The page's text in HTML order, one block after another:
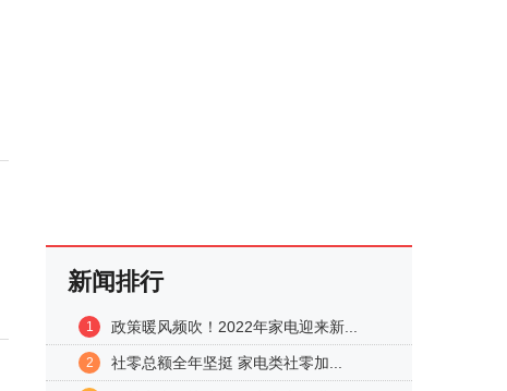
新闻排行
1 政策暖风频吹！2022年家电迎来新...
2 社零总额全年坚挺 家电类社零加...